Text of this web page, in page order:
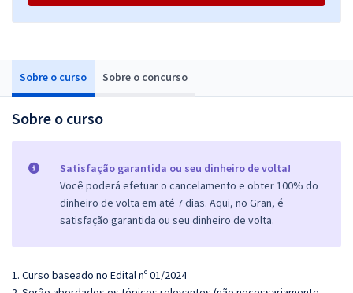
Sobre o curso Sobre o concurso
Sobre o curso
Satisfação garantida ou seu dinheiro de volta!
Você poderá efetuar o cancelamento e obter 100% do
dinheiro de volta em até 7 dias. Aqui, no Gran, é
satisfação garantida ou seu dinheiro de volta.
1. Curso baseado no Edital nº 01/2024